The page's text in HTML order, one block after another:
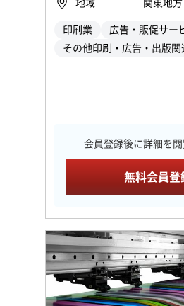
地域 関東地方
印刷業
広告・販促サー
その他印刷・広告・出版関
会員登録後に詳細を
無料会員登